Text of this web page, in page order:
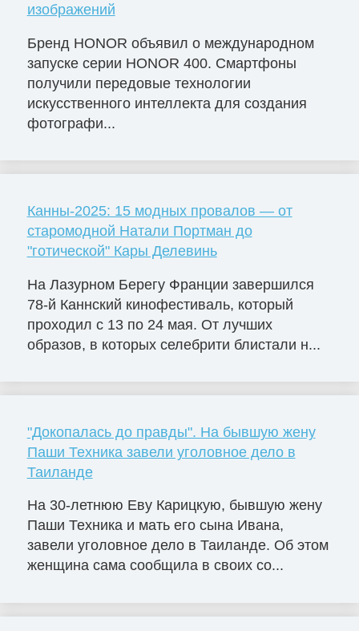
изображений
Бренд HONOR объявил о международном
запуске серии HONOR 400. Смартфоны
получили передовые технологии
искусственного интеллекта для создания
фотографи...
Канны-2025: 15 модных провалов — от
старомодной Натали Портман до
"готической" Кары Делевинь
На Лазурном Берегу Франции завершился
78-й Каннский кинофестиваль, который
проходил с 13 по 24 мая. От лучших
образов, в которых селебрити блистали н...
"Докопалась до правды". На бывшую жену
Паши Техника завели уголовное дело в
Таиланде
На 30-летнюю Еву Карицкую, бывшую жену
Паши Техника и мать его сына Ивана,
завели уголовное дело в Таиланде. Об этом
женщина сама сообщила в своих со...